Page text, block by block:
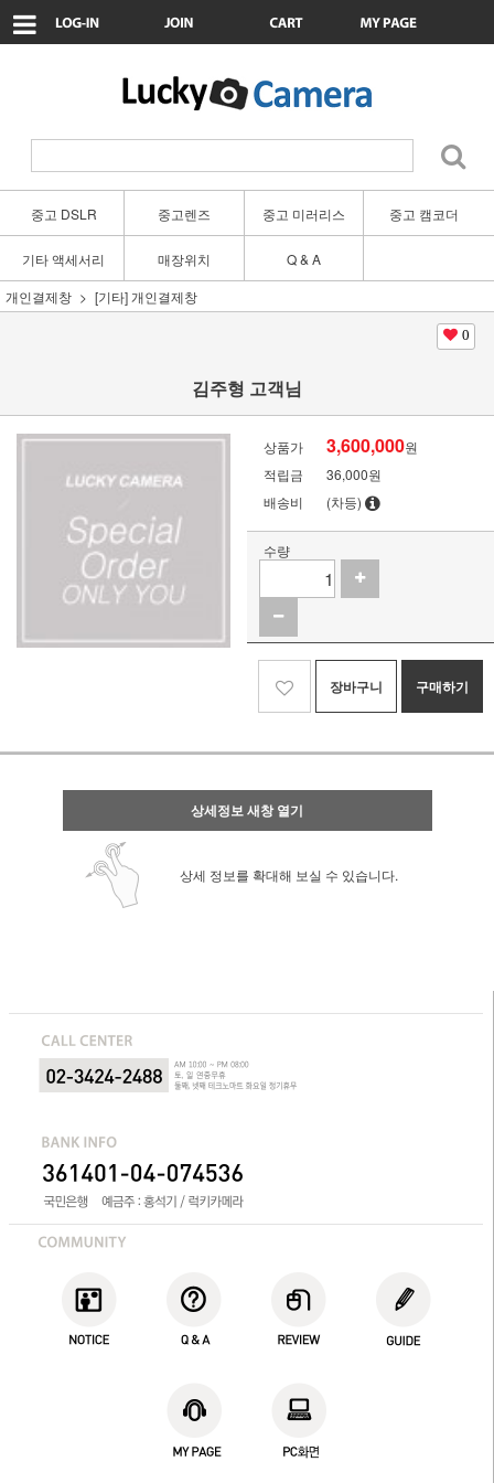
중고 DSLR 중고렌즈 중고 미러리스 중고 캠코더
기타 액세서리 매장위치
Q & A
개인결제창
[기타] 개인결제창
0
김주형 고객님
상품가 3,600,000원
적립금
36,000원
배송비
(차등)
수량
장바구니 구매하기
상세정보 새창 열기
상세 정보를 확대해 보실 수 있습니다.